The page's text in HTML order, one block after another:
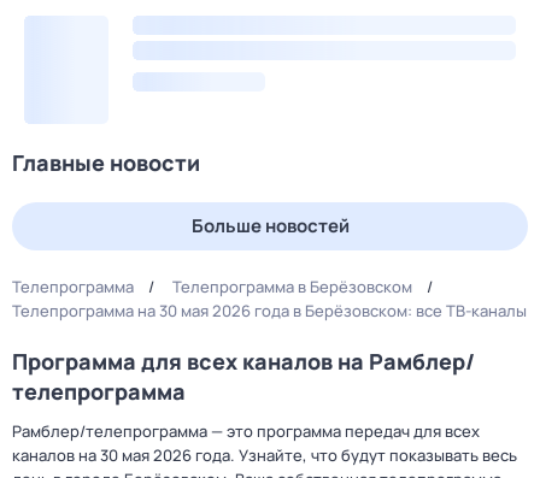
Главные новости
Больше новостей
Телепрограмма
Телепрограмма в Берёзовском
Телепрограмма на 30 мая 2026 года в Берёзовском: все ТВ-каналы
Программа для всех каналов на Рамблер/
телепрограмма
Рамблер/телепрограмма — это программа передач для всех
каналов на 30 мая 2026 года. Узнайте, что будут показывать весь